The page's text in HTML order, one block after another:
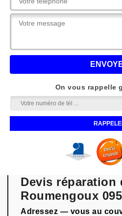
On vous rappelle
Devis réparation
Roumengoux
Adressez — vous au